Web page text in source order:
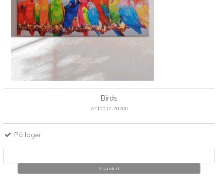
Birds
AT10017-70200
På lager
Vis produkt